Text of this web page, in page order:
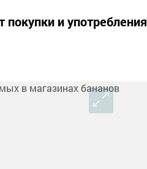
покупки и употребления